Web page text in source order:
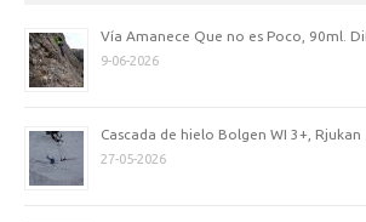
Vía Amanece Que no es Poco, 90ml.
9-06-2026
Cascada de hielo Bolgen WI 3+, Rjukan
27-05-2026